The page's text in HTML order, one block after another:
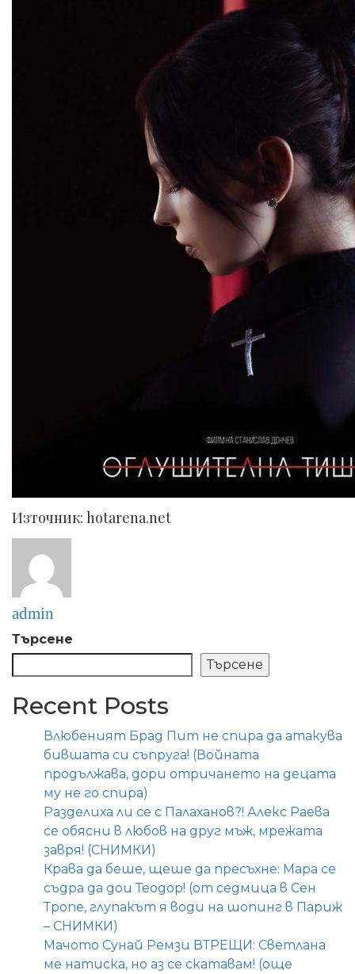
Източник: hotarena.net
admin
Търсене
Търсене
Recent Posts
Влюбеният Брад Пит не спира да атакува
бившата си съпруга! (Войната
продължава, дори отричането на децата
му не го спира)
Разделиха ли се с Палаханов?! Алекс Раева
се обясни в любов на друг мъж, мрежата
завря! (СНИМКИ)
Крава да беше, щеше да пресъхне: Мара се
съдра да дои Теодор! (от седмица в Сен
Тропе, глупакът я води на шопинг в Париж
– СНИМКИ)
Мачото Сунай Ремзи ВТРЕЩИ: Светлана
ме натиска, но аз се скатавам! (още